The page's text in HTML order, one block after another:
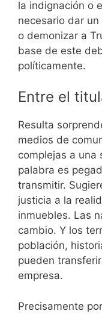
la indignación o
necesario dar
o demonizar a
base de este
políticamente.
Entre el
Resulta
medios de
complejas a una
palabra es
transmitir.
justicia a la
inmuebles. Las
cambio. Y los
población,
pueden
empresa.
Precisamente